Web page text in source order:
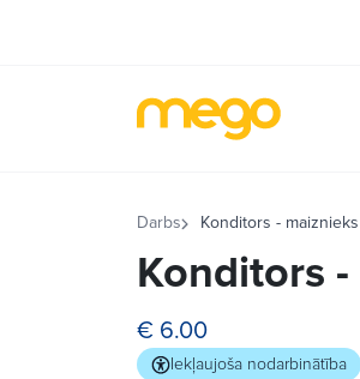
Darbs Konditors - maiznieks
Konditors
€ 6.00
Iekļaujoša nodarbinātība